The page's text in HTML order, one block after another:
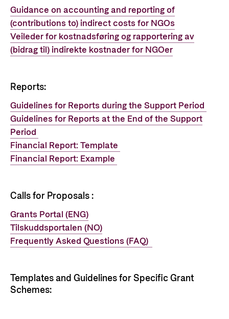
Styresett og økonomisk utvikling
For næringslivet
Statsgarantiordningen for investeringer i
fornybar energi
Nyttige lenker
Viktige dokumenter og lenker
Partnerfordeling
Evalueringer (Norec)
Historie
Kontakt oss
Norads Varslingstjeneste
Presse og media
Logo
Personvern
Guidance on accounting and reporting of
(contributions to) indirect costs for NGOs
Veileder for kostnadsføring og rapportering av
(bidrag til) indirekte kostnader for NGOer
Reports:
Guidelines for Reports during the Support Period
Guidelines for Reports at the End of the Support
Period
Financial Report: Template
Financial Report: Example
Calls for Proposals :
Grants Portal (ENG)
Tilskuddsportalen (NO)
Frequently Asked Questions (FAQ)
Templates and Guidelinesfor Specific Grant
Schemes: